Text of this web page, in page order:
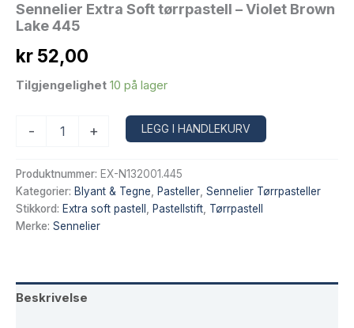
Sennelier Extra Soft tørrpastell – Violet Brown
Lake 445
kr 52,00
Tilgjengelighet 10 på lager
-
tørrpastell
–
Violet
Brown
Lake
+ LEGG I HANDLEKURV
Produktnummer: EX-N132001.445
Kategorier: Blyant & Tegne Pasteller Sennelier Tørrpasteller
Stikkord: Extra soft pastell Pastellstift Tørrpastell
Merke: Sennelier
Beskrivelse